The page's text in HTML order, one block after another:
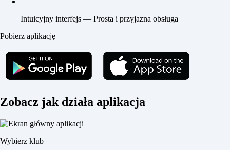
Intuicyjny interfejs — Prosta i przyjazna obsługa
Pobierz aplikację
Zobacz jak działa aplikacja
Wybierz klub